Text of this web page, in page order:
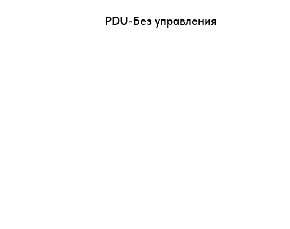
PDU-Без управления